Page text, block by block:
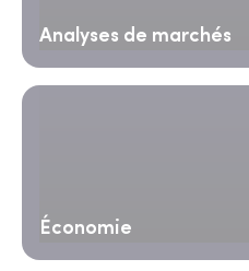
Analyses de marchés
Économie